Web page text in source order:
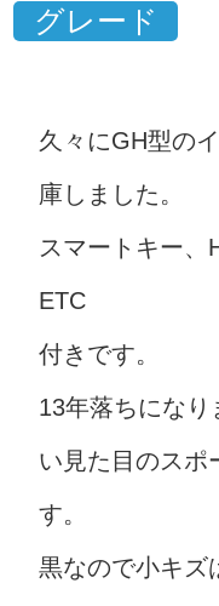
グレード
久々にGH型の
庫しました。
スマートキー、
ETC
付きです。
13年落ちにな
い見た目のスポ
す。
黒なので小キズ